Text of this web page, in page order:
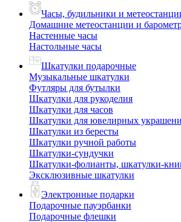
Часы, будильники и
Домашние метеостанции и
Настенные часы
Настольные часы
Шкатулки подарочные
Музыкальные шкатулки
Футляры для бутылки
Шкатулки для рукоделия
Шкатулки для часов
Шкатулки для ювелирных
Шкатулки из бересты
Шкатулки ручной работы
Шкатулки-сундучки
Шкатулки-фолианты, шкатулки-
Эксклюзивные шкатулки
Электронные подарки
Подарочные пауэрбанки
Подарочные флешки